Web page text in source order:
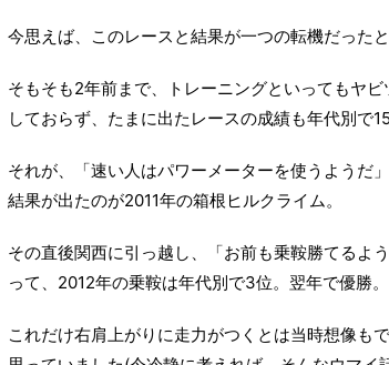
今思えば、このレースと結果が一つの転機だったと
そもそも2年前まで、トレーニングといってもヤ
しておらず、たまに出たレースの成績も年代別で
それが、「速い人はパワーメーターを使うようだ
結果が出たのが2011年の箱根ヒルクライム。
その直後関西に引っ越し、「お前も乗鞍勝てるよ
って、2012年の乗鞍は年代別で3位。翌年で優勝。
これだけ右肩上がりに走力がつくとは当時想像も